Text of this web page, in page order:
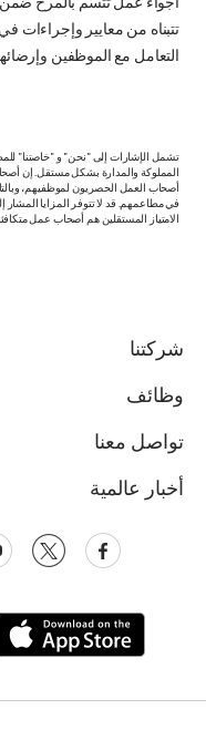
أجواء عمل تتسم بالمرح ضمن
تتبناه من معايير وإجراءات
التعامل مع الموظفين
تشمل الإشارات إلى "نحن" و "خاصتنا"
المملوكة والمدارة بشكل مستقل. إن
أصحاب العمل الحصريون لموظفيهم،
في مطاعمهم. قد لا تتوفر المزايا المشار
الامتياز المستقلين هم أصحاب عمل
شركتنا
وظائف
تواصل معنا
أخبار عالمية